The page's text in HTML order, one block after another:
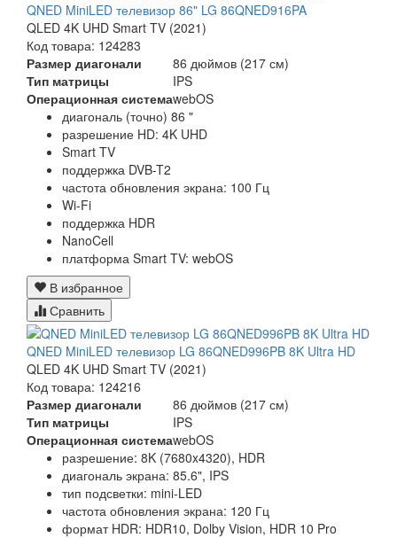
QNED MiniLED телевизор 86" LG 86QNED916PA
QLED 4K UHD Smart TV (2021)
Код товара: 124283
Размер диагонали
86 дюймов (217 см)
Тип матрицы
IPS
Операционная системаwebOS
диагональ (точно) 86 "
разрешение HD: 4K UHD
Smart TV
поддержка DVB-T2
частота обновления экрана: 100 Гц
Wi-Fi
поддержка HDR
NanoCell
платформа Smart TV: webOS
В избранное
Сравнить
QNED MiniLED телевизор LG 86QNED996PB 8K Ultra HD
QLED 4K UHD Smart TV (2021)
Код товара: 124216
Размер диагонали
86 дюймов (217 см)
Тип матрицы
IPS
Операционная системаwebOS
разрешение: 8K (7680x4320), HDR
диагональ экрана: 85.6", IPS
тип подсветки: mini-LED
частота обновления экрана: 120 Гц
формат HDR: HDR10, Dolby Vision, HDR 10 Pro